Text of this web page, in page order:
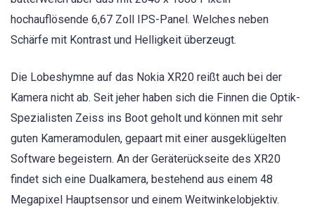
hochauflösende 6,67 Zoll IPS-Panel. Welches neben
Schärfe mit Kontrast und Helligkeit überzeugt.
Die Lobeshymne auf das Nokia XR20 reißt auch bei der
Kamera nicht ab. Seit jeher haben sich die Finnen die Optik-
Spezialisten Zeiss ins Boot geholt und können mit sehr
guten Kameramodulen, gepaart mit einer ausgeklügelten
Software begeistern. An der Geräterückseite des XR20
findet sich eine Dualkamera, bestehend aus einem 48
Megapixel Hauptsensor und einem Weitwinkelobjektiv.